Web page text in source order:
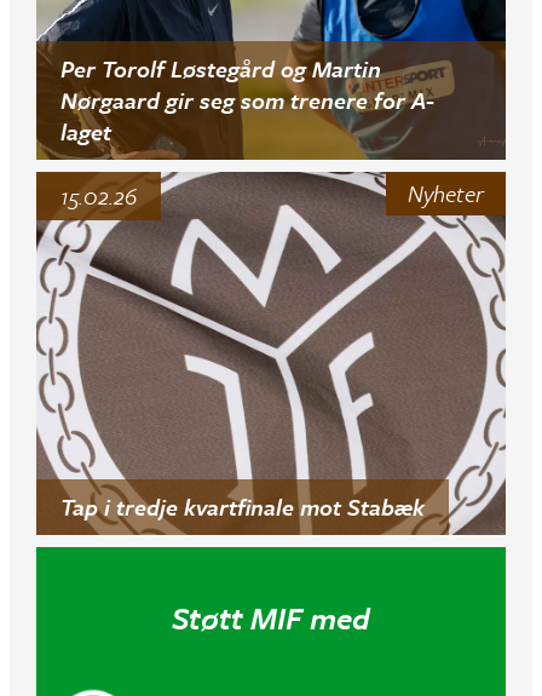
Per Torolf Løstegård og Martin
Nørgaard gir seg som trenere for A-
laget
Nyheter
Tap i tredje kvartfinale mot Stabæk
15.02.26
Støtt MIF med